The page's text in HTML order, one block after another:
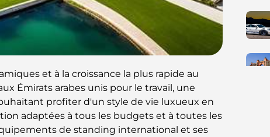
et à la croissance la plus rapide au
Émirats arabes unis pour le travail, une
profiter d'un style de vie luxueux en
adaptées à tous les budgets et à toutes les
de standing international et ses